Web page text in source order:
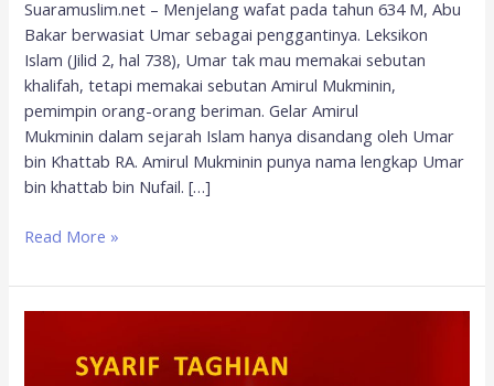
Suaramuslim.net – Menjelang wafat pada tahun 634 M, Abu
Bakar berwasiat Umar sebagai penggantinya. Leksikon
Islam (Jilid 2, hal 738), Umar tak mau memakai sebutan
khalifah, tetapi memakai sebutan Amirul Mukminin,
pemimpin orang-orang beriman. Gelar Amirul
Mukminin dalam sejarah Islam hanya disandang oleh Umar
bin Khattab RA. Amirul Mukminin punya nama lengkap Umar
bin khattab bin Nufail. […]
Read More »
Istanbul